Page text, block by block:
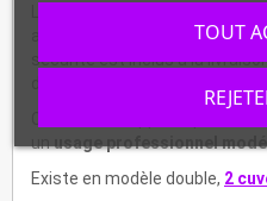
arrondie aux angles pour un
sécurité est inclus à la
unusage professionnel
Existe en modèle double, 2
TOUT